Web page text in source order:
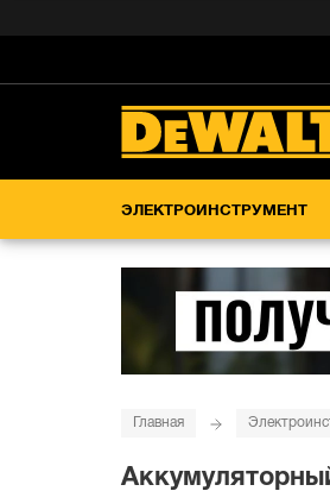
ЭЛЕКТРОИНСТРУМЕНТ
Главная